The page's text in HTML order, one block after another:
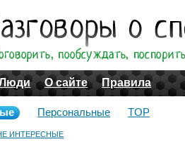
О сайте Правила
ИНТЕРЕСНЫЕ
Персональные TOP